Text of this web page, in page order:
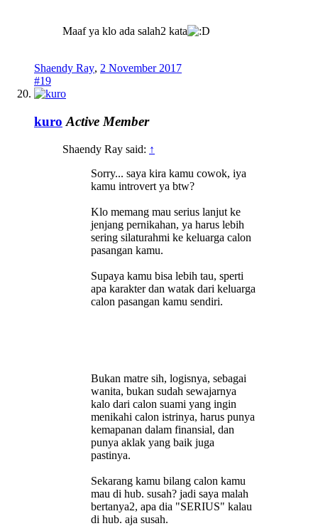
Maaf ya klo ada salah2 kata
Shaendy Ray, 2 November 2017
#19
kuro Active Member
Shaendy Ray said: ↑
Sorry... saya kira kamu cowok, iya
kamu introvert ya btw?
Klo memang mau serius lanjut ke
jenjang pernikahan, ya harus lebih
sering silaturahmi ke keluarga calon
pasangan kamu.
Supaya kamu bisa lebih tau, sperti
apa karakter dan watak dari keluarga
calon pasangan kamu sendiri.
Bukan matre sih, logisnya, sebagai
wanita, bukan sudah sewajarnya
kalo dari calon suami yang ingin
menikahi calon istrinya, harus punya
kemapanan dalam finansial, dan
punya aklak yang baik juga
pastinya.
Sekarang kamu bilang calon kamu
mau di hub. susah? jadi saya malah
bertanya2, apa dia "SERIUS" kalau
di hub. aja susah.